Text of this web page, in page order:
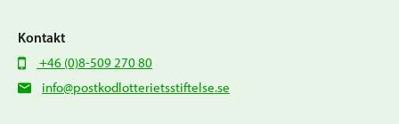
Kontakt
+46 (0)8-509 270 80
info@postkodlotterietsstiftelse.se